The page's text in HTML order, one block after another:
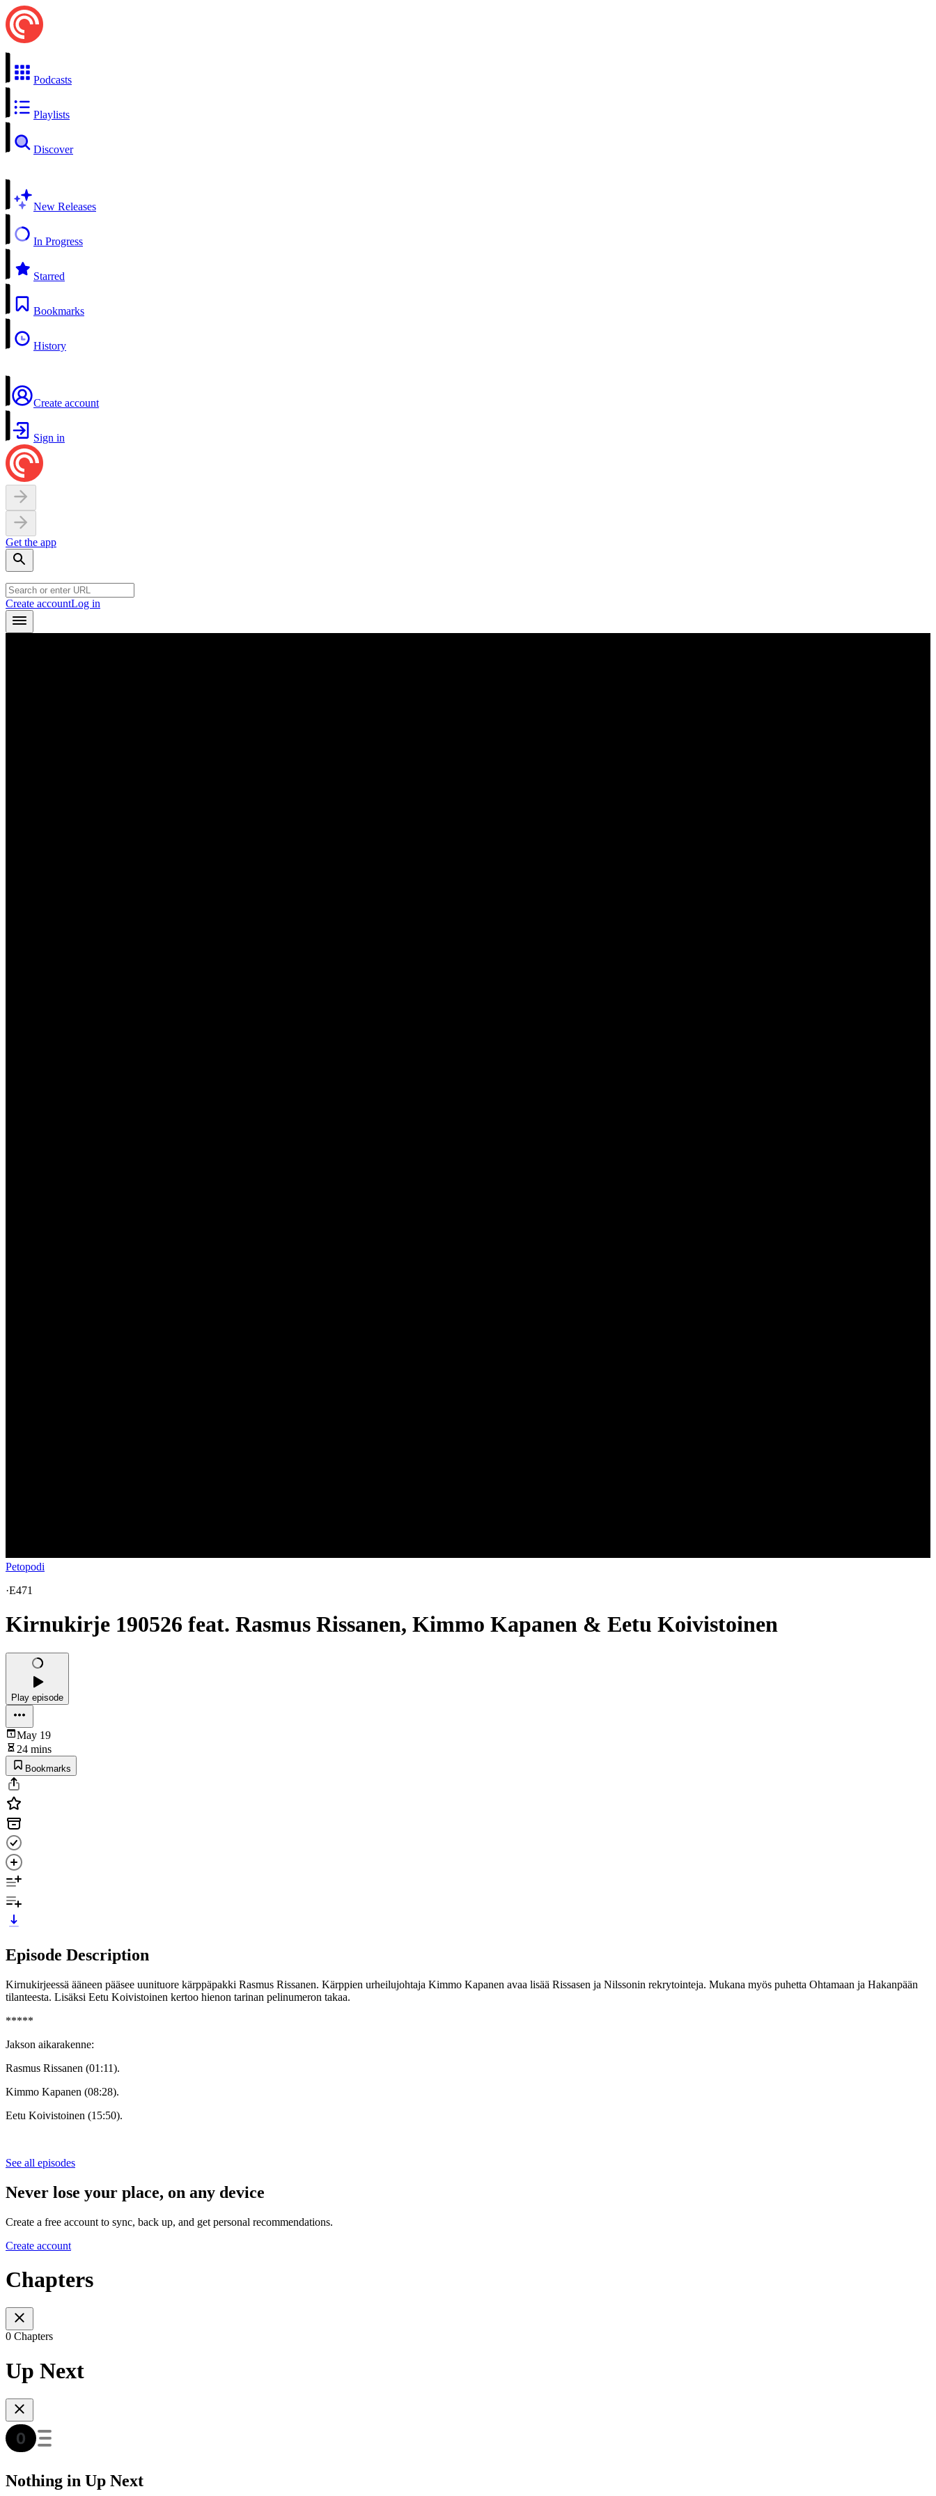
Podcasts
Playlists
Discover
New Releases
In Progress
Starred
Bookmarks
History
Create account
Sign in
Get the app
Create accountLog in
Petopodi
·E471
Kirnukirje 190526 feat. Rasmus Rissanen, Kimmo Kapanen & Eetu Koivistoinen
Play episode
May 19
24 mins
Bookmarks
Episode Description
Kirnukirjeessä ääneen pääsee uunituore kärppäpakki Rasmus Rissanen. Kärppien urheilujohtaja Kimmo Kapanen avaa lisää Rissasen ja Nilssonin rekrytointeja. Mukana myös puhetta Ohtamaan ja Hakanpään
tilanteesta. Lisäksi Eetu Koivistoinen kertoo hienon tarinan pelinumeron takaa.
*****
Jakson aikarakenne:
Rasmus Rissanen (01:11).
Kimmo Kapanen (08:28).
Eetu Koivistoinen (15:50).
See all episodes
Never lose your place, on any device
Create a free account to sync, back up, and get personal recommendations.
Create account
Chapters
0 Chapters
Up Next
Nothing in Up Next